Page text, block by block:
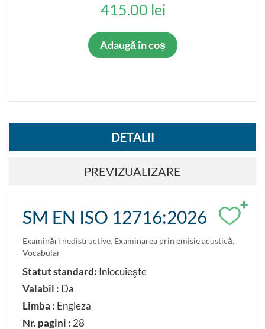
415.00 lei
Adaugă în coș
DETALII
PREVIZUALIZARE
+
SM EN ISO 12716:2026
Examinări nedistructive. Examinarea prin emisie acustică.
Vocabular
Statut standard: Inlocuieşte
Valabil : Da
Limba : Engleza
Nr. pagini : 28